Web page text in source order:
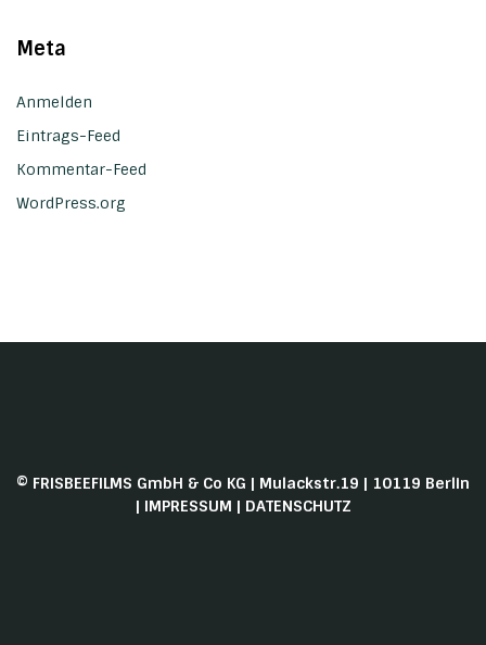
Meta
Anmelden
Eintrags-Feed
Kommentar-Feed
WordPress.org
© FRISBEEFILMS GmbH & Co KG | Mulackstr.19 | 10119 Berlin
| IMPRESSUM | DATENSCHUTZ